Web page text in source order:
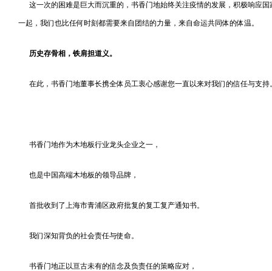
这一次的困难是巨大而沉重的，书香门地始终关注疫情的发展，积极响应
一起，我们也比任何时刻都需要来自团结的力量，来自命运共同体的体温。
历史存骨相，铁肩担道义。
在此，书香门地董事长携全体员工衷心感谢您一直以来对我们的信任与支持
书香门地作为木地板行业龙头企业之一，
也是中国高端木地板的领导品牌，
首批收到了上海市青浦区政府批复的复工复产通知书。
我们深知背负的社会责任与使命。
书香门地正以亘古未有的信念及负责任的策略应对，